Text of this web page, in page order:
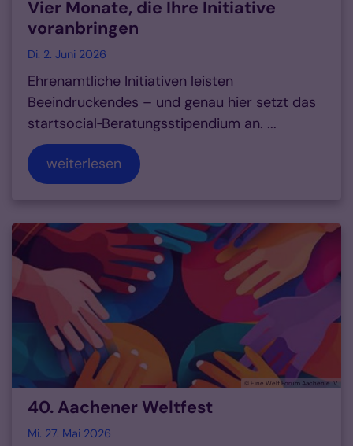
Vier Monate, die Ihre Initiative
voranbringen
Di. 2. Juni 2026
Ehrenamtliche Initiativen leisten
Beeindruckendes – und genau hier setzt das
startsocial‑Beratungsstipendium an. ...
weiterlesen
© Eine Welt Forum Aachen e. V.
40. Aachener Weltfest
Mi. 27. Mai 2026